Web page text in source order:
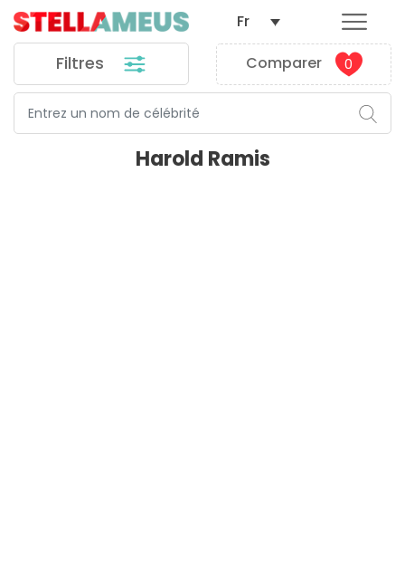
Filtres Comparer 0
Fr
Harold Ramis